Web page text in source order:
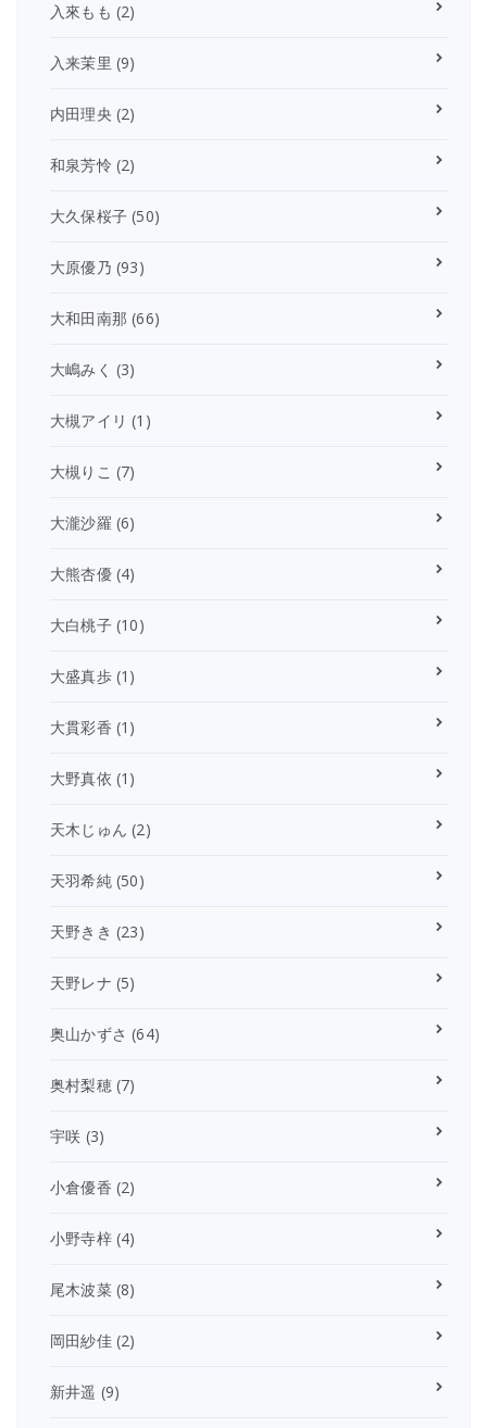
入來もも (2)
入来茉里 (9)
内田理央 (2)
和泉芳怜 (2)
大久保桜子 (50)
大原優乃 (93)
大和田南那 (66)
大嶋みく (3)
大槻アイリ (1)
大槻りこ (7)
大瀧沙羅 (6)
大熊杏優(4)
大白桃子(10)
大盛真歩(1)
大貫彩香 (1)
大野真依 (1)
天木じゅん (2)
天羽希純(50)
天野きき (23)
天野レナ (5)
奥山かずさ (64)
奥村梨穂(7)
宇咲 (3)
小倉優香 (2)
小野寺梓(4)
尾木波菜(8)
岡田紗佳(2)
新井遥 (9)